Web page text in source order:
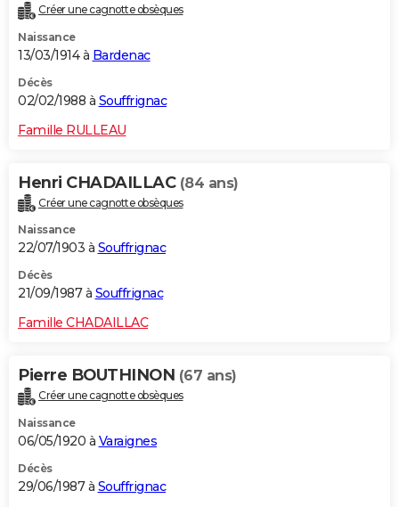
Créer une cagnotte obsèques
Naissance
13/03/1914 à Bardenac
Décès
02/02/1988 à Souffrignac
Famille RULLEAU
Henri CHADAILLAC (84 ans)
Créer une cagnotte obsèques
Naissance
22/07/1903 à Souffrignac
Décès
21/09/1987 à Souffrignac
Famille CHADAILLAC
Pierre BOUTHINON (67 ans)
Créer une cagnotte obsèques
Naissance
06/05/1920 à Varaignes
Décès
29/06/1987 à Souffrignac